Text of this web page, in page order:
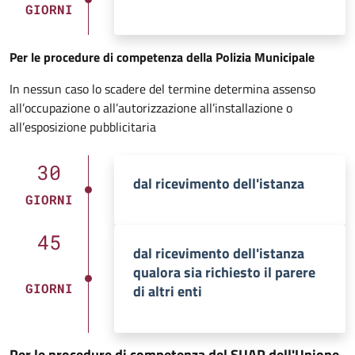
GIORNI
Per le procedure di competenza della Polizia Municipale
In nessun caso lo scadere del termine determina assenso
all’occupazione o all’autorizzazione all’installazione o
all’esposizione pubblicitaria
30
GIORNI
dal ricevimento dell'istanza
45
GIORNI
dal ricevimento dell'istanza
qualora sia richiesto il parere
di altri enti